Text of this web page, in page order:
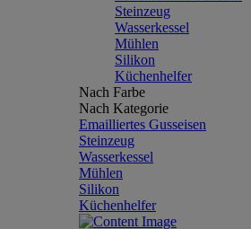
Steinzeug
Wasserkessel
Mühlen
Silikon
Küchenhelfer
Nach Farbe
Nach Kategorie
Emailliertes Gusseisen
Steinzeug
Wasserkessel
Mühlen
Silikon
Küchenhelfer